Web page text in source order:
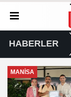
HABERLER
MANİSA